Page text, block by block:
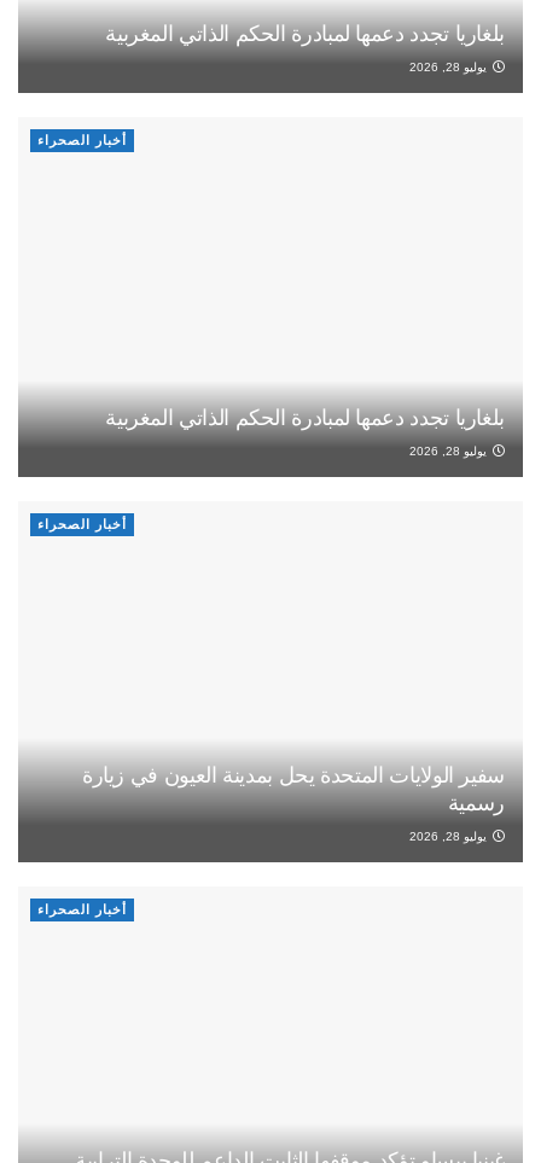
بلغاريا تجدد دعمها لمبادرة الحكم الذاتي المغربية
يوليو 28, 2026
أخبار الصحراء
بلغاريا تجدد دعمها لمبادرة الحكم الذاتي المغربية
يوليو 28, 2026
أخبار الصحراء
سفير الولايات المتحدة يحل بمدينة العيون في زيارة
رسمية
يوليو 28, 2026
أخبار الصحراء